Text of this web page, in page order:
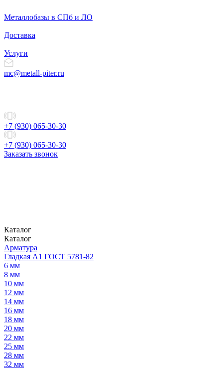
Металлобазы в СПб и ЛО
Доставка
Услуги
mc@metall-piter.ru
+7 (930) 065-30-30
+7 (930) 065-30-30
Заказать звонок
Каталог
Каталог
Арматура
Гладкая А1 ГОСТ 5781-82
6 мм
8 мм
10 мм
12 мм
14 мм
16 мм
18 мм
20 мм
22 мм
25 мм
28 мм
32 мм